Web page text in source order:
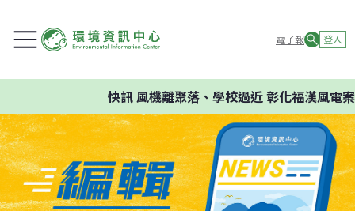
電子報 登入
快訊風機離聚落、學校過近 彰化福漢風電案